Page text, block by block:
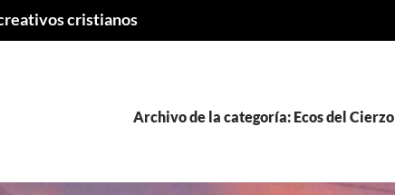
cristianos
Archivo de la categoría: Ecos del Cierzo